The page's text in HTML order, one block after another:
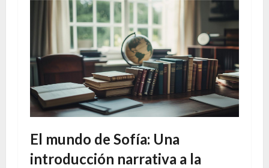
El mundo de Sofía: Una
introducción narrativa a la